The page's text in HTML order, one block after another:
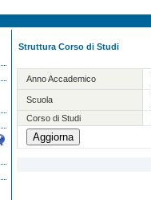
Struttura Corso di Studi
Anno Accademico
Scuola
Corso di Studi